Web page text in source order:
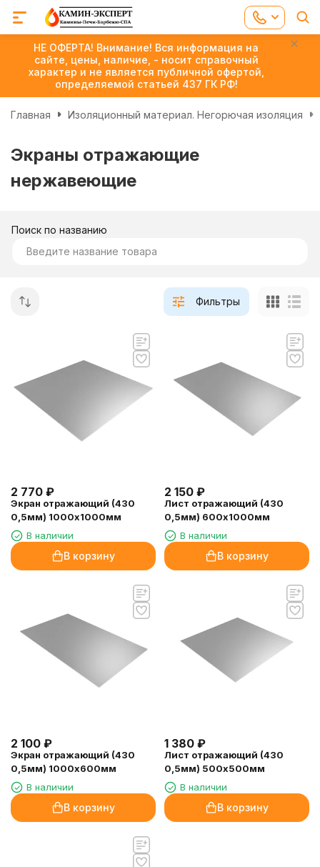
НЕ ОФЕРТА! Внимание! Вся информация на
сайте, цены, наличие, - носит справочный
характер и не является публичной офертой,
определяемой статьей 437 ГК РФ!
Главная Изоляционный материал. Негорючая изоляция
Экраны отражающие
нержавеющие
Поиск по названию
Фильтры
2 770 ₽
Экран отражающий (430
0,5мм) 1000х1000мм
В наличии
В корзину
2 150 ₽
Лист отражающий (430
0,5мм) 600х1000мм
В наличии
В корзину
2 100 ₽
Экран отражающий (430
0,5мм) 1000х600мм
В наличии
В корзину
1 380 ₽
Лист отражающий (430
0,5мм) 500х500мм
В наличии
В корзину